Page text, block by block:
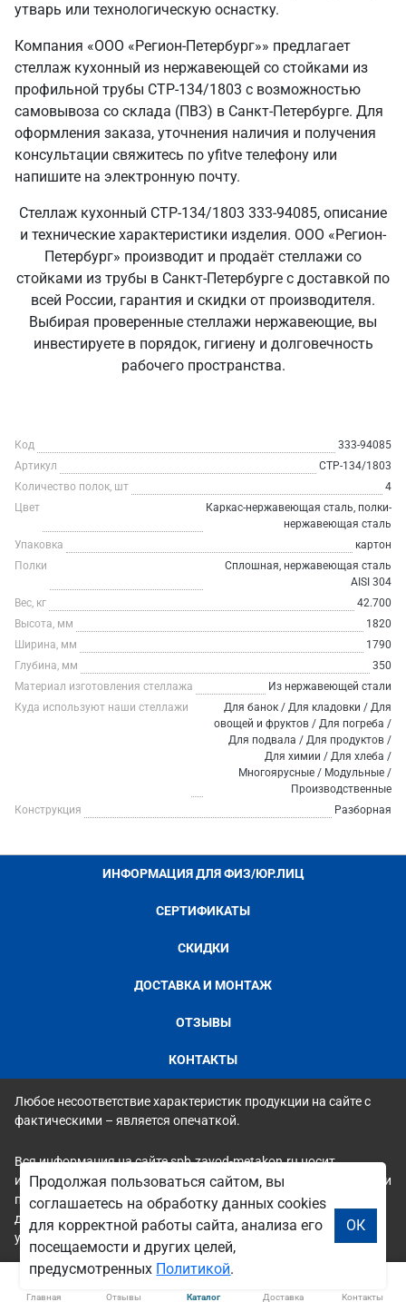
утварь или технологическую оснастку.
Компания «ООО «Регион-Петербург»» предлагает
стеллаж кухонный из нержавеющей со стойками из
профильной трубы СТР-134/1803 с возможностью
самовывоза со склада (ПВЗ) в Санкт‑Петербурге. Для
оформления заказа, уточнения наличия и получения
консультации свяжитесь по yfitve телефону или
напишите на электронную почту.
Стеллаж кухонный СТР-134/1803 333-94085, описание
и технические характеристики изделия. ООО «Регион-
Петербург» производит и продаёт стеллажи со
стойками из трубы в Санкт‑Петербурге с доставкой по
всей России, гарантия и скидки от производителя.
Выбирая проверенные стеллажи нержавеющие, вы
инвестируете в порядок, гигиену и долговечность
рабочего пространства.
Код
333-94085
Артикул
СТР-134/1803
Количество полок, шт
4
Цвет
Каркас-нержавеющая сталь, полки-
нержавеющая сталь
Упаковка
картон
Полки
Сплошная, нержавеющая сталь
AISI 304
Вес, кг
42.700
Высота, мм
1820
Ширина, мм
1790
Глубина, мм
350
Материал изготовления стеллажа
Из нержавеющей стали
Куда используют наши стеллажи
Для банок / Для кладовки / Для
овощей и фруктов / Для погреба /
Для подвала / Для продуктов /
Для химии / Для хлеба /
Многоярусные / Модульные /
Производственные
Конструкция
Разборная
ИНФОРМАЦИЯ ДЛЯ ФИЗ/ЮР.ЛИЦ
СЕРТИФИКАТЫ
СКИДКИ
ДОСТАВКА И МОНТАЖ
ОТЗЫВЫ
КОНТАКТЫ
Любое несоответствие характеристик продукции на сайте с
фактическими – является опечаткой.
Вся информация на сайте spb.zavod-metakon.ru носит
исключительно ознакомительный и справочный характер и ни
при каких условиях не является публичной офертой. Всю
дополнительную информацию можно узнать по телефонам
указанным на сайте.
Главная Отзывы Каталог Доставка Контакты
Продолжая пользоваться сайтом, вы
соглашаетесь на обработку данных cookies
для корректной работы сайта, анализа его
посещаемости и других целей,
предусмотренных Политикой.
ОК